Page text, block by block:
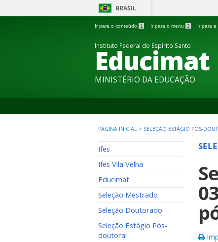
BRASIL
Ir para o conteúdo 1 Ir para o menu 2 Ir para a
Instituto Federal do Espírito Santo
Educimat
MINISTÉRIO DA EDUCAÇÃO
PÁGINA INICIAL > SELEÇÃO ESTÁGIO PÓS-
Ifes
Ifes Vila Velha
Educimat
Seleção Mestrado
Seleção Doutorado
Seleção Estágio Pós-
doutoral